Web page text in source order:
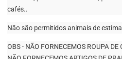
cafés..
Não são permitidos animais de
OBS - NÃO FORNECEMOS ROUPA DE